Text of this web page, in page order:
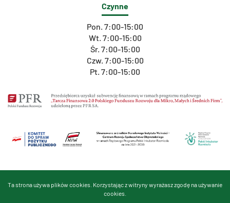
Czynne
Pon. 7:00-15:00
Wt. 7:00-15:00
Śr. 7:00-15:00
Czw. 7:00-15:00
Pt. 7:00-15:00
Ta strona używa plików cookies. Korzystając z witryny wyrażasz zgodę na używanie
cookies.